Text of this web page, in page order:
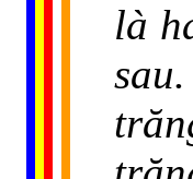
là